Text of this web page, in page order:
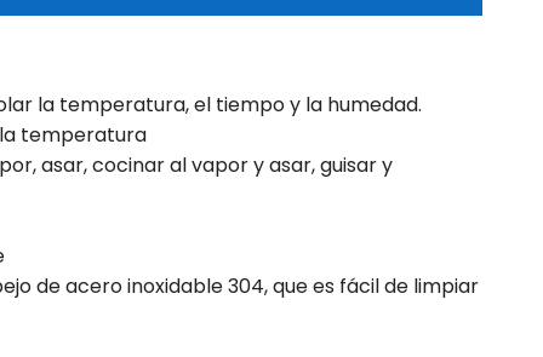
la temperatura, el tiempo y la humedad.
temperatura
asar, cocinar al vapor y asar, guisar y
de acero inoxidable 304, que es fácil de limpiar